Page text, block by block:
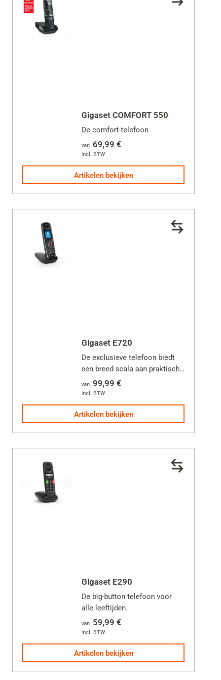
Gigaset COMFORT 550
De comfort-telefoon
van 69,99 €
Incl. BTW
Artikelen bekijken
Gigaset E720
De exclusieve telefoon biedt
een breed scala aan praktische
functies voor mensen met
speciale behoeften.
van 99,99 €
Incl. BTW
Artikelen bekijken
Gigaset E290
De big-button telefoon voor
alle leeftijden.
van 59,99 €
Incl. BTW
Artikelen bekijken